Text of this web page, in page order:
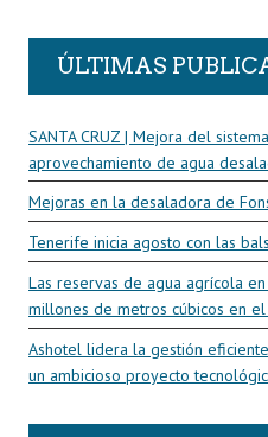
ÚLTIMAS
SANTA CRUZ | Mejora del
aprovechamiento de agua
Mejoras en la desaladora de
Tenerife inicia agosto con las
Las reservas de agua agrícola
millones de metros cúbicos en
Ashotel lidera la gestión
un ambicioso proyecto